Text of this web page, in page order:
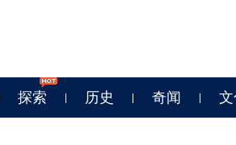
探索 历史 奇闻